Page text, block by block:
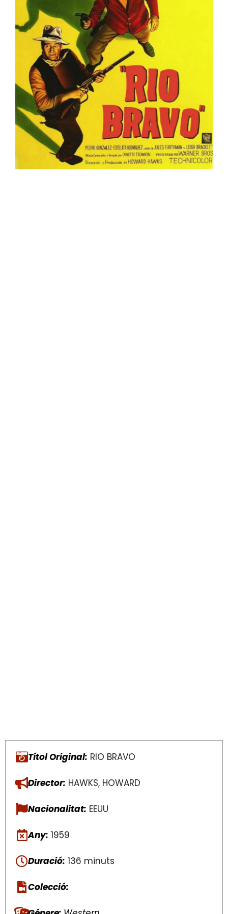
Títol Original: RIO BRAVO
Director: HAWKS, HOWARD
Nacionalitat: EEUU
Any: 1959
Duració: 136 minuts
Colecció: